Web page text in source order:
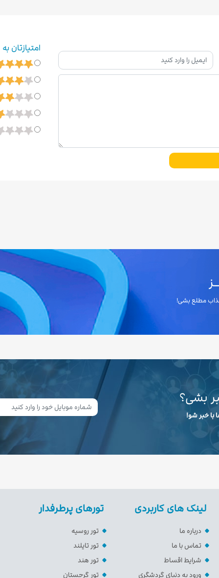
امتیازتان
جذاب مطلع بشی!
بشی؟
با خبر شو!
لینک های کاربردی
درباره ما
تماس با ما
شرایط اقساط
ورود به دنیای گردشگری
تورهای پرطرفدار
تور روسیه
تور تایلند
تور هند
تور گرجستان